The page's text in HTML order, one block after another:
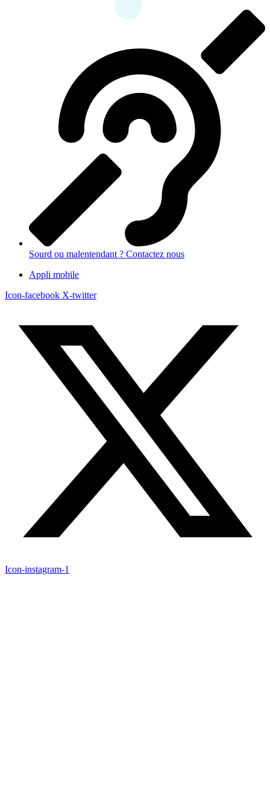
Sourd ou malentendant ? Contactez nous
Appli mobile
Icon-facebook X-twitter
Icon-instagram-1